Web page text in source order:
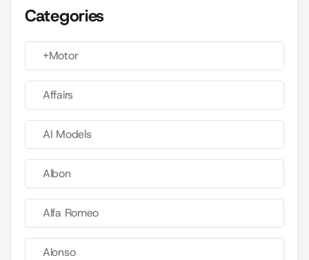
Categories
+Motor
Affairs
AI Models
Albon
Alfa Romeo
Alonso